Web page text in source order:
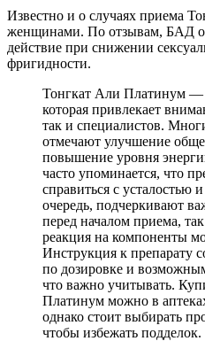
Известно и о случаях приема
женщинами. По отзывам, БАД
действие при снижении
фригидности.
Тонгкат Али Платинум —
которая привлекает
так и специалистов.
отмечают улучшение
повышение уровня
часто упоминается, что
справиться с усталостью
очередь, подчеркивают
перед началом приема,
реакция на компоненты
Инструкция к препарату
по дозировке и
что важно учитывать.
Платинум можно в
однако стоит выбирать
чтобы избежать подделок.